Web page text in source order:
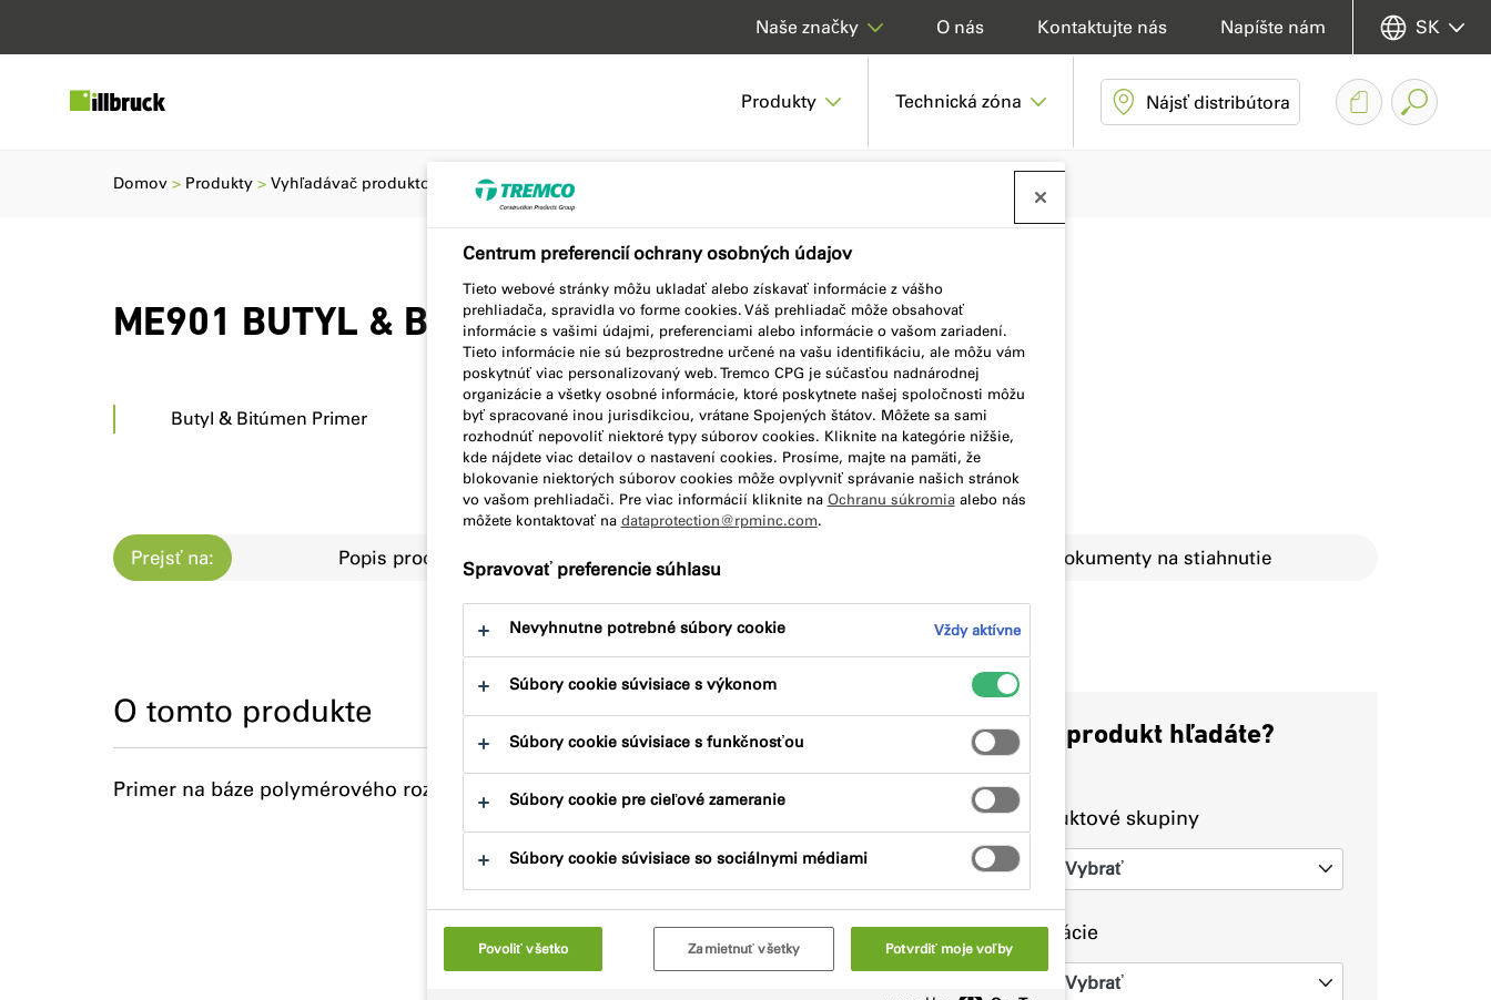
Produkty Technická zóna Nájsť distribútora
O nás Kontaktujte nás Napíšte nám
Naše značky SK
ME901 BUTYL & BITUMEN PRIMER
Butyl & Bitúmen Primer
Domov Produkty Vyhľadávač produktov ME901 BUTYL & BITUMEN PRIMER
Prejsť na: Popis produktu Kľúčové vlastnosti Dokumenty na stiahnutie
Aký produkt hľadáte?
Produktové skupiny
Vybrať
Aplikácie
Vybrať
O tomto produkte
Primer na báze polymérového roztoku.
Centrum preferencií ochrany osobných údajov
Tieto webové stránky môžu ukladať alebo získavať informácie z vášho
prehliadača, spravidla vo forme cookies. Váš prehliadač môže obsahovať
informácie s vašimi údajmi, preferenciami alebo informácie o vašom zariadení.
Tieto informácie nie sú bezprostredne určené na vašu identifikáciu, ale môžu vám
poskytnúť viac personalizovaný web. Tremco CPG je súčasťou nadnárodnej
organizácie a všetky osobné informácie, ktoré poskytnete našej spoločnosti môžu
byť spracované inou jurisdikciou, vrátane Spojených štátov. Môžete sa sami
rozhodnúť nepovoliť niektoré typy súborov cookies. Kliknite na kategórie nižšie,
kde nájdete viac detailov o nastavení cookies. Prosíme, majte na pamäti, že
blokovanie niektorých súborov cookies môže ovplyvniť správanie našich stránok
vo vašom prehliadači. Pre viac informácií kliknite na Ochranu súkromiaalebo nás
môžete kontaktovať na dataprotection@rpminc.com.
Spravovať preferencie súhlasu
Nevyhnutne potrebné súbory cookie Vždy aktívne
Súbory cookie súvisiace s výkonom
Súbory cookie súvisiace s funkčnosťou
Súbory cookie pre cieľové zameranie
Súbory cookie súvisiace so sociálnymi médiami
Povoliť všetko Zamietnuť všetky Potvrdiť moje voľby